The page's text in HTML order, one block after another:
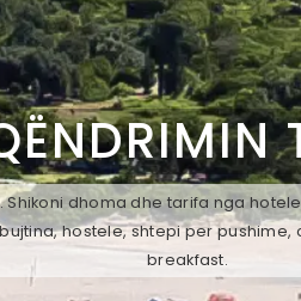
dhoma dhe tarifa nga
hostele, shtepi per
breakfast.